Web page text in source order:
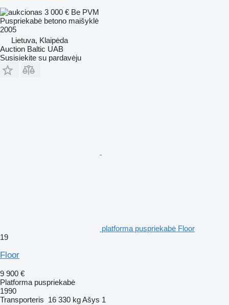
3 000 € Be PVM
Puspriekabė betono maišyklė
2005
Lietuva, Klaipėda
Auction Baltic UAB
Susisiekite su pardavėju
platforma puspriekabė Floor
19
Floor
9 900 €
Platforma puspriekabė
1990
Transporteris 16 330 kgAšys 1